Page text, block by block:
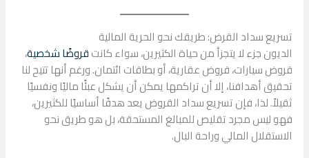
تسريع سداد القرض: طريقك نحو الحرية المالية
الديون جزء لا يتجزأ من حياة الكثيرين، سواء كانتقروضًا شخصية،
قروض سيارات، قروض عقارية، أو بطاقات ائتمان. ورغم أنها تتيح لنا
تحقيق أهدافنا، إلا أن تراكمها يمكن أن يشكل عبئًا ماليًا ونفسيًا
ثقيلاً. لذا، فإن تسريع سداد القروض يعد هدفًا أساسيًا للكثيرين،
فهو ليس مجرد تقليص للمبالغ المستحقة، بل هو طريق نحو
الاستقلال المالي وراحة البال.